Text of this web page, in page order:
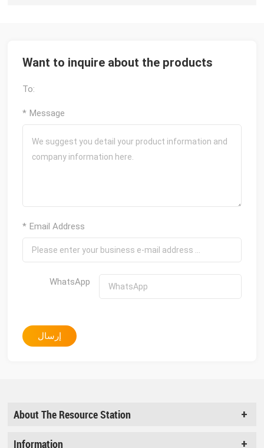
Want to inquire about the products
To:
* Message
* Email Address
WhatsApp
إرسال
About The Resource Station
Information